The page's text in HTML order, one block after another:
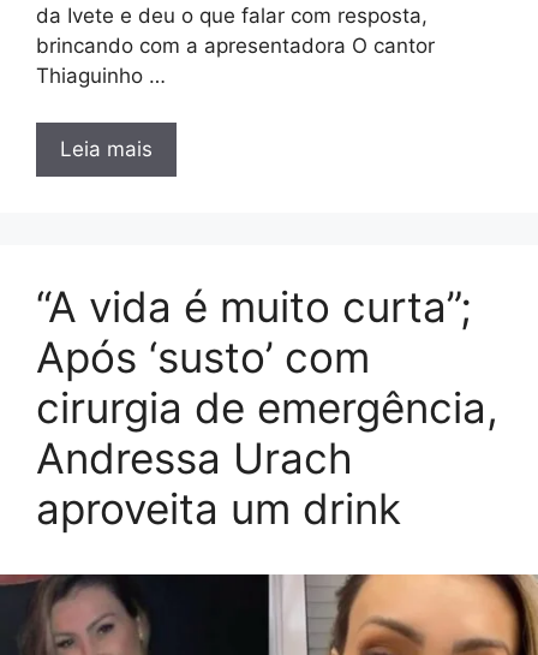
da Ivete e deu o que falar com resposta,
brincando com a apresentadora O cantor
Thiaguinho …
Leia mais
“A vida é muito curta”;
Após ‘susto’ com
cirurgia de emergência,
Andressa Urach
aproveita um drink